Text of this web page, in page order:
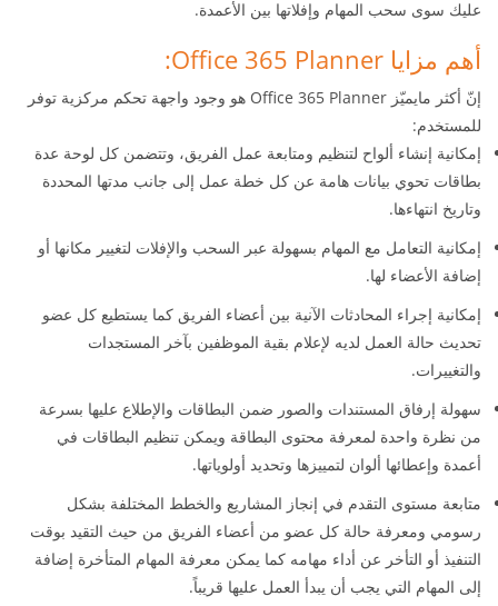
عليك سوى سحب المهام وإفلاتها بين الأعمدة.
أهم مزايا Office 365 Planner:
إنّ أكثر مايميّز Office 365 Planner هو وجود واجهة تحكم مركزية توفر
للمستخدم:
إمكانية إنشاء ألواح لتنظيم ومتابعة عمل الفريق، وتتضمن كل لوحة عدة
بطاقات تحوي بيانات هامة عن كل خطة عمل إلى جانب مدتها المحددة
وتاريخ انتهاءها.
إمكانية التعامل مع المهام بسهولة عبر السحب والإفلات لتغيير مكانها أو
إضافة الأعضاء لها.
إمكانية إجراء المحادثات الآنية بين أعضاء الفريق كما يستطيع كل عضو
تحديث حالة العمل لديه لإعلام بقية الموظفين بآخر المستجدات
والتغييرات.
سهولة إرفاق المستندات والصور ضمن البطاقات والإطلاع عليها بسرعة
من نظرة واحدة لمعرفة محتوى البطاقة ويمكن تنظيم البطاقات في
أعمدة وإعطائها ألوان لتمييزها وتحديد أولوياتها.
متابعة مستوى التقدم في إنجاز المشاريع والخطط المختلفة بشكل
رسومي ومعرفة حالة كل عضو من أعضاء الفريق من حيث التقيد بوقت
التنفيذ أو التأخر عن أداء مهامه كما يمكن معرفة المهام المتأخرة إضافة
إلى المهام التي يجب أن يبدأ العمل عليها قريباً.